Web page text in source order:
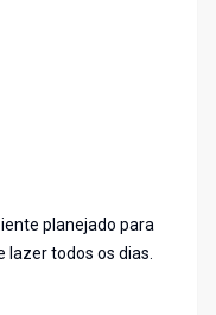
planejado para
lazer todos os dias.